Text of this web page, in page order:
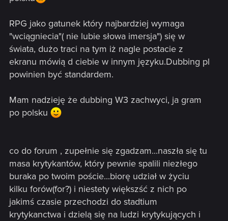
RPG jako gatunek który najbardziej wymaga
"wciągniecia"( nie lubie słowa imersja") się w
świata, dużo traci na tym iż nagle postacie z
ekranu mówią d ciebie w innym języku.Dubbing pl
powinien być standardem.
Mam nadzieję że dubbing W3 zachwyci, ja gram
po polsku
co do forum , zupełnie się zgadzam...naszła się tu
masa krytykantów, który pewnie spalili niezłego
buraka po twoim poście...biorę udział w życiu
kilku forów(for?) i niestety większść z nich po
jakimś czasie przechodzi do stadtium
krytykanctwa i dzielą się na ludzi krytykujących i